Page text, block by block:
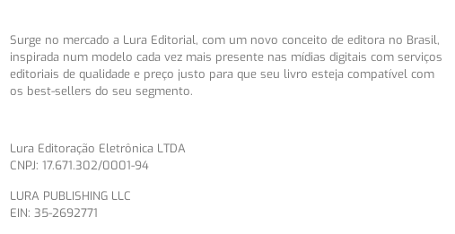
Surge no mercado a Lura Editorial, com um novo conceito de editora no Brasil,
inspirada num modelo cada vez mais presente nas mídias digitais com serviços
editoriais de qualidade e preço justo para que seu livro esteja compatível com
os best-sellers do seu segmento.
Lura Editoração Eletrônica LTDA
CNPJ: 17.671.302/0001-94
LURA PUBLISHING LLC
EIN: 35-2692771